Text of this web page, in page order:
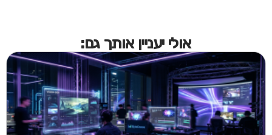
אולי יעניין אותך גם: